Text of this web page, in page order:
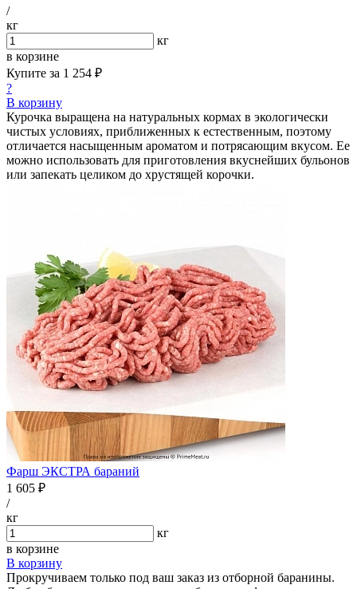
/
кг
кг
в корзине
Купите за 1 254 ₽
?
В корзину
Курочка выращена на натуральных кормах в экологически
чистых условиях, приближенных к естественным, поэтому
отличается насыщенным ароматом и потрясающим вкусом. Ее
можно использовать для приготовления вкуснейших бульонов
или запекать целиком до хрустящей корочки.
Фарш ЭКСТРА бараний
1 605 ₽
/
кг
кг
в корзине
В корзину
Прокручиваем только под ваш заказ из отборной баранины.